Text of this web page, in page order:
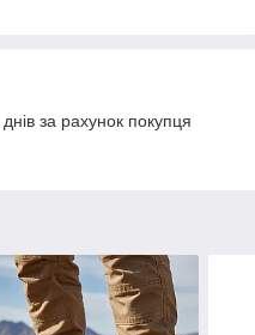
за рахунок покупця